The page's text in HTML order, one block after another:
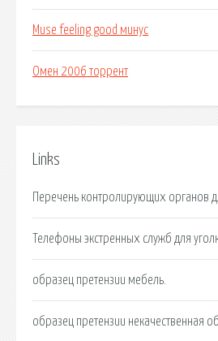
Muse feeling good минус
Омен 2006 торрент
Links
Перечень контролирующих органов
Телефоны экстренных служб для
образец претензии мебель.
образец претензии некачественная